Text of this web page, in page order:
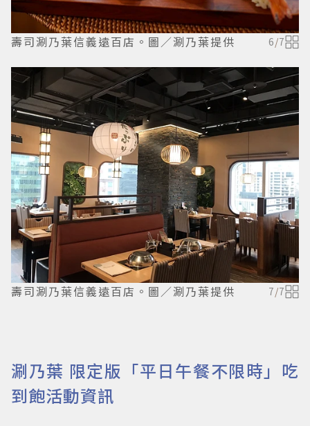
壽司涮乃葉信義遠百店。圖／涮乃葉提供 6/7
壽司涮乃葉信義遠百店。圖／涮乃葉提供 7/7
涮乃葉 限定版「平日午餐不限時」吃
到飽活動資訊